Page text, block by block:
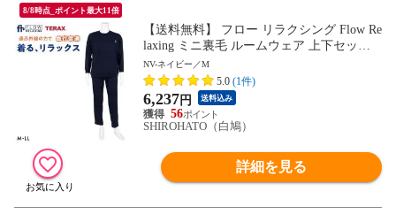
8/8時点_ポイント最大11倍
【送料無料】 フロー リラクシング Flow Re
laxing ミニ裏毛 ルームウェア 上下セット
メンズ 血行促進 セットアップ テラックス
パジャマ
NV-ネイビー／M
5.0 (1件)
6,237円 送料込み
56
SHIROHATO（白鳩）
詳細を見る